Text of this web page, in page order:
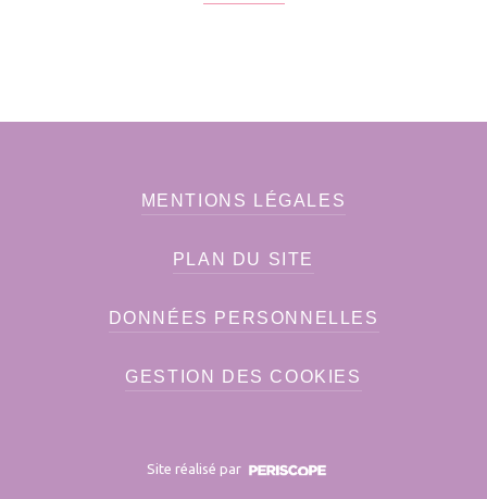
MENTIONS LÉGALES
PLAN DU SITE
DONNÉES PERSONNELLES
GESTION DES COOKIES
Site réalisé par